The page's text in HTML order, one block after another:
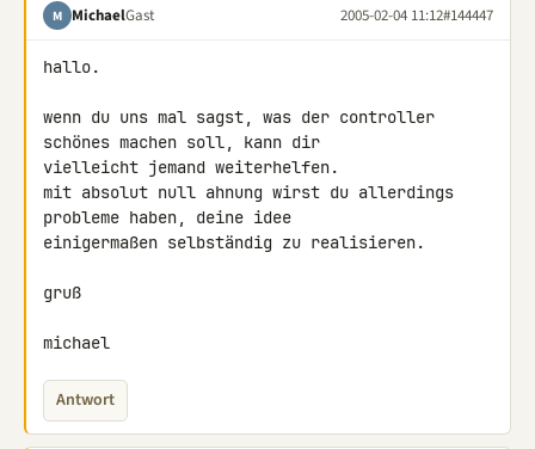
M MichaelGast 2005-02-04 11:12#144447
hallo.
wenn du uns mal sagst, was der controller
schönes machen soll, kann dir
vielleicht jemand weiterhelfen.
mit absolut null ahnung wirst du allerdings
probleme haben, deine idee
einigermaßen selbständig zu realisieren.
gruß
michael
Antwort